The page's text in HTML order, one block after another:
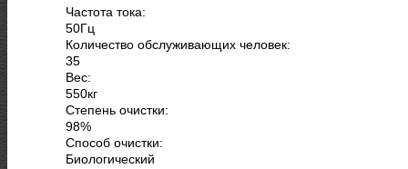
Частота тока:
50Гц
Количество обслуживающих человек:
35
Вес:
550кг
Степень очистки:
98%
Способ очистки:
Биологический